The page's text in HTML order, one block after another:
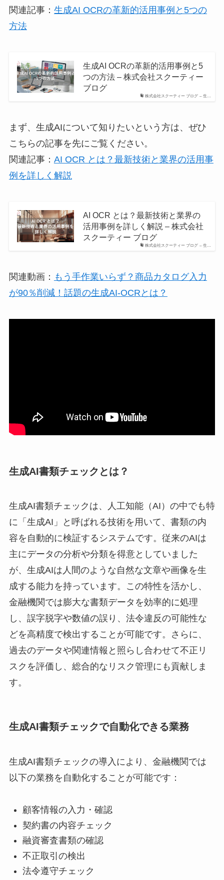
関連記事： 生成AI OCRの革新的活用事例と5つの
方法
株式会社スクーティー ブログ – 生…
生成AI OCRの革新的活用事例と5
つの方法 – 株式会社スクーティー
ブログ
まず、生成AIについて知りたいという方は、ぜひ
こちらの記事を先にご覧ください。
関連記事： AI OCR とは？最新技術と業界の活用事
例を詳しく解説
株式会社スクーティー ブログ – 生…
AI OCR とは？最新技術と業界の
活用事例を詳しく解説 – 株式会社
スクーティー ブログ
関連動画： もう手作業いらず？商品カタログ入力
が90％削減！話題の生成AI-OCRとは？
生成AI書類チェックとは？
生成AI書類チェックは、人工知能（AI）の中でも特
に「生成AI」と呼ばれる技術を用いて、書類の内
容を自動的に検証するシステムです。従来のAIは
主にデータの分析や分類を得意としていました
が、生成AIは人間のような自然な文章や画像を生
成する能力を持っています。この特性を活かし、
金融機関では膨大な書類データを効率的に処理
し、誤字脱字や数値の誤り、法令違反の可能性な
どを高精度で検出することが可能です。さらに、
過去のデータや関連情報と照らし合わせて不正リ
スクを評価し、総合的なリスク管理にも貢献しま
す。
生成AI書類チェックで自動化できる業務
生成AI書類チェックの導入により、金融機関では
以下の業務を自動化することが可能です：
顧客情報の入力・確認
契約書の内容チェック
融資審査書類の確認
不正取引の検出
法令遵守チェック